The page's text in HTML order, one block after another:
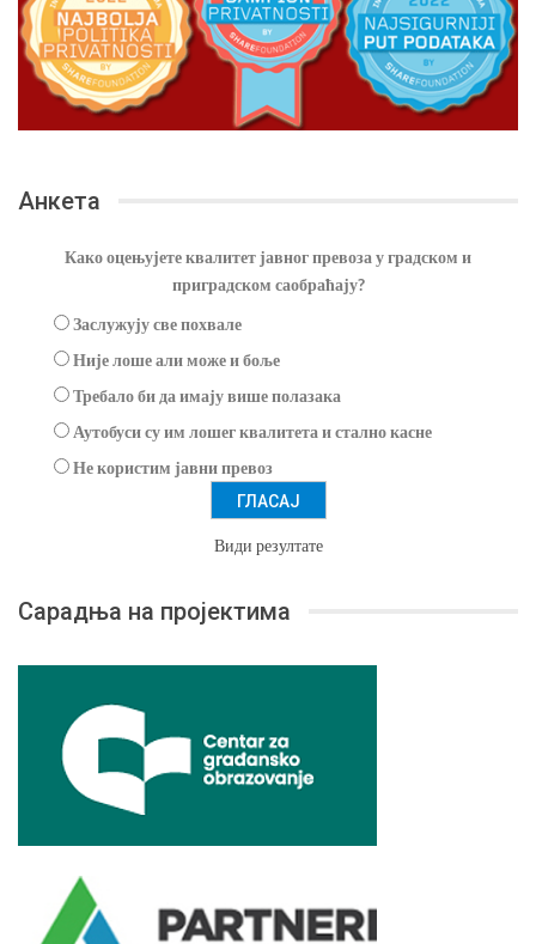
Анкета
Како оцењујете квалитет јавног превоза у градском и
приградском саобраћају?
Заслужују све похвале
Није лоше али може и боље
Требало би да имају више полазака
Аутобуси су им лошег квалитета и стално касне
Не користим јавни превоз
Види резултате
Сарадња на пројектима